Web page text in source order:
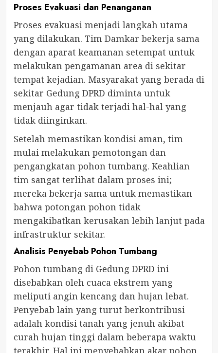
Proses Evakuasi dan Penanganan
Proses evakuasi menjadi langkah utama
yang dilakukan. Tim Damkar bekerja sama
dengan aparat keamanan setempat untuk
melakukan pengamanan area di sekitar
tempat kejadian. Masyarakat yang berada di
sekitar Gedung DPRD diminta untuk
menjauh agar tidak terjadi hal-hal yang
tidak diinginkan.
Setelah memastikan kondisi aman, tim
mulai melakukan pemotongan dan
pengangkatan pohon tumbang. Keahlian
tim sangat terlihat dalam proses ini;
mereka bekerja sama untuk memastikan
bahwa potongan pohon tidak
mengakibatkan kerusakan lebih lanjut pada
infrastruktur sekitar.
Analisis Penyebab Pohon Tumbang
Pohon tumbang di Gedung DPRD ini
disebabkan oleh cuaca ekstrem yang
meliputi angin kencang dan hujan lebat.
Penyebab lain yang turut berkontribusi
adalah kondisi tanah yang jenuh akibat
curah hujan tinggi dalam beberapa waktu
terakhir. Hal ini menyebabkan akar pohon